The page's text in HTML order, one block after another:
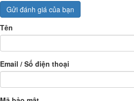
Gửi đánh giá của bạn
Tên
Email / Số điện thoại